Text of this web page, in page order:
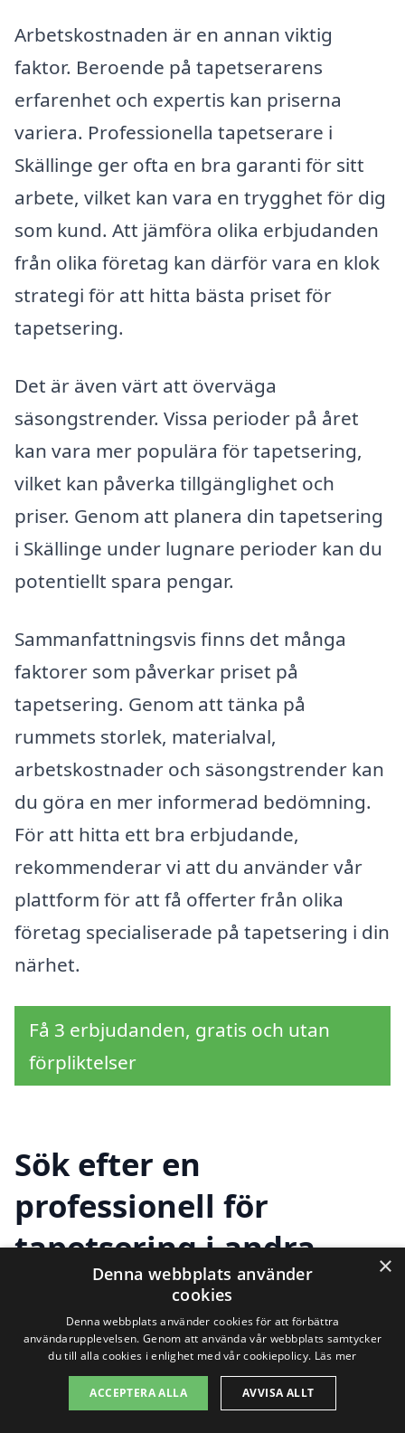
Arbetskostnaden är en annan viktig
faktor. Beroende på tapetserarens
erfarenhet och expertis kan priserna
variera. Professionella tapetserare i
Skällinge ger ofta en bra garanti för sitt
arbete, vilket kan vara en trygghet för dig
som kund. Att jämföra olika erbjudanden
från olika företag kan därför vara en klok
strategi för att hitta bästa priset för
tapetsering.
Det är även värt att överväga
säsongstrender. Vissa perioder på året
kan vara mer populära för tapetsering,
vilket kan påverka tillgänglighet och
priser. Genom att planera din tapetsering
i Skällinge under lugnare perioder kan du
potentiellt spara pengar.
Sammanfattningsvis finns det många
faktorer som påverkar priset på
tapetsering. Genom att tänka på
rummets storlek, materialval,
arbetskostnader och säsongstrender kan
du göra en mer informerad bedömning.
För att hitta ett bra erbjudande,
rekommenderar vi att du använder vår
plattform för att få offerter från olika
företag specialiserade på tapetsering i din
närhet.
Få 3 erbjudanden, gratis och utan
förpliktelser
Sök efter en
professionell för
tapetsering i andra
städer nära Skällinge
Att hitta hjälp med tapetsering i Skällinge
och de närliggande områdena behöver
×
Denna webbplats använder
cookies
Denna webbplats använder cookies för att förbättra
användarupplevelsen. Genom att använda vår webbplats samtycker
du till alla cookies i enlighet med vår cookiepolicy. Läs mer
ACCEPTERA ALLA AVVISA ALLT